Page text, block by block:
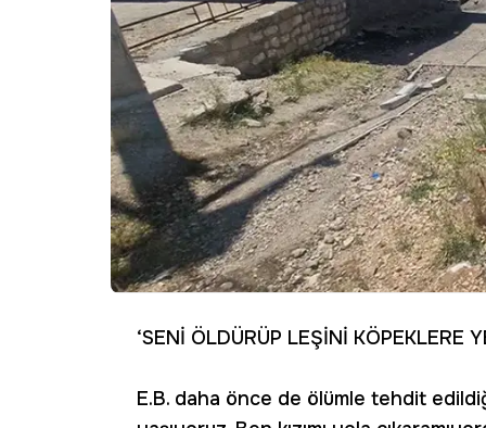
‘SENİ ÖLDÜRÜP LEŞİNİ KÖPEKLERE
E.B. daha önce de ölümle tehdit